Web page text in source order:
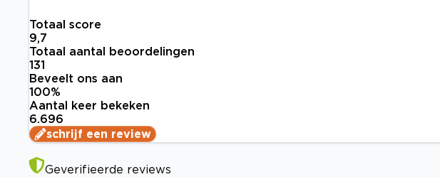
Totaal score
9,7
Totaal aantal beoordelingen
131
Beveelt ons aan
100%
Aantal keer bekeken
6.696
schrijf een review
Geverifieerde reviews